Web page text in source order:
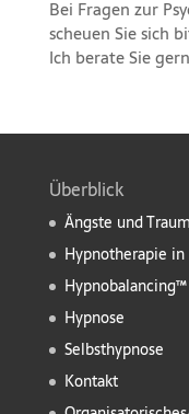
Bei Fragen zur
scheuen Sie sich
Ich berate Sie
Überblick
Ängste und
Hypnotherapie
Hypnobalancing™
Hypnose
Selbsthypnose
Kontakt